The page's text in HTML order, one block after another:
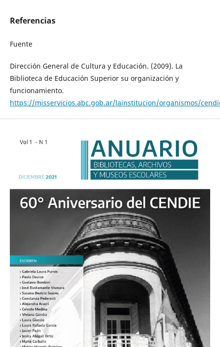
Referencias
Fuente
Dirección General de Cultura y Educación. (2009). La
Biblioteca de Educación Superior su organización y
funcionamiento.
https://misservicios.abc.gob.ar/lainstitucion/organismos/